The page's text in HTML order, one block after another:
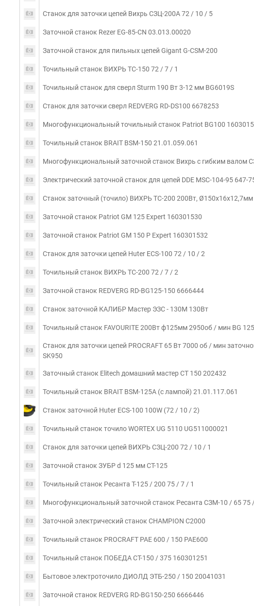
Станок для заточки цепей Вихрь СЗЦ-200А 72 / 10 / 5
Заточной станок Rezer EG-85-CN 03.013.00020
Заточной станок для пильных цепей Gigant G-CSM-200
Точильный станок ВИХРЬ ТС-150 72 / 7 / 1
Точильный станок для сверл Sturm 190 Вт 3-12 мм BG6019S
Станок для заточки сверл REDVERG RD-DS100 6678253
Многофункциональный точильный станок Patriot BG100
Точильный станок BRAIT BSM-150 21.01.059.061
Многофункциональный заточной станок Вихрь с гибким валом
Электрический заточной станок для цепей DDE MSC-104-95 647-
Станок заточный (точило) ВИХРЬ ТС-200 200Вт,
Заточной станок Patriot GM 125 Expert 160301530
Заточной станок Patriot GM 150 P Expert 160301532
Станок для заточки цепей Huter ECS-100 72 / 10 / 2
Точильный станок ВИХРЬ ТС-200 72 / 7 / 2
Заточной станок REDVERG RD-BG125-150 6666444
Станок заточной КАЛИБР Мастер ЭЗС - 130М 130Вт
Точильный станок FAVOURITE 200Вт ф125мм 2950об / мин BG
Станок для заточки цепей PROCRAFT 65 Вт 7000 об / мин
SK950
Заточный станок Elitech домашний мастер СТ 150 202432
Точильный станок BRAIT BSM-125A (с лампой) 21.01.117.061
Станок заточной Huter ECS-100 100W (72 / 10 / 2)
Точильный станок точило WORTEX UG 5110 UG511000021
Станок для заточки цепей ВИХРЬ СЗЦ-200 72 / 10 / 1
Заточной станок ЗУБР d 125 мм СТ-125
Точильный станок Ресанта Т-125 / 200 75 / 7 / 1
Многофункциональный заточной станок Ресанта СЗМ-10 / 65 75
Заточной электрический станок CHAMPION C2000
Точильный станок PROCRAFT PAE 600 / 150 PAE600
Точильный станок ПОБЕДА СТ-150 / 375 160301251
Бытовое электроточило ДИОЛД ЭТБ-250 / 150 20041031
Заточной станок REDVERG RD-BG150-250 6666446